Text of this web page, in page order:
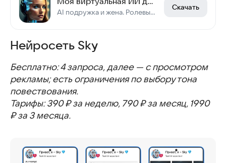
AI подружка и жена. Ролевые игры. Общение знакомство и отношения.
Скачать
Нейросеть Sky
Бесплатно: 4 запроса, далее — с просмотром
рекламы; есть ограничения по выбору тона
повествования.
Тарифы: 390 ₽ за неделю, 790 ₽ за месяц, 1990
₽ за 3 месяца.